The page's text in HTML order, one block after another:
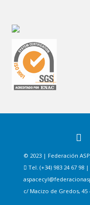
© 2023 | Federación
Tel. (+34) 983 24 67 98
c/ Macizo de Gredos, 45